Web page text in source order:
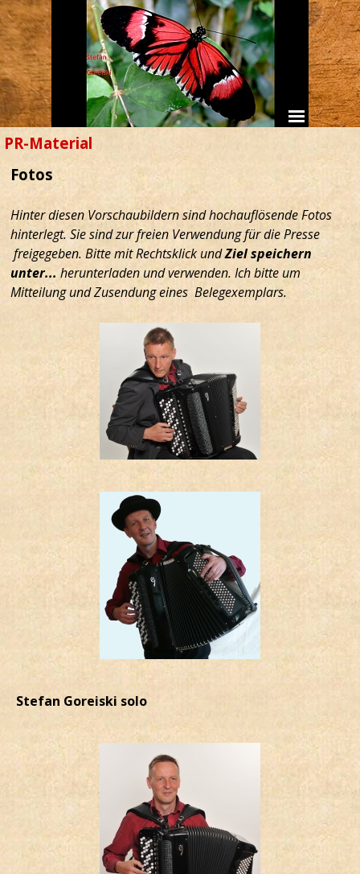
PR-Material
Fotos
Hinter diesen Vorschaubildern sind hochauflösende Fotos
hinterlegt. Siesind zur freien Verwendung für die Presse
freigegeben. Bitte mit Rechtsklick undZiel speichern
unter... herunterladen und verwenden. Ich bitte um
Mitteilung und Zusendung eines Belegexemplars.
Stefan Goreiski solo